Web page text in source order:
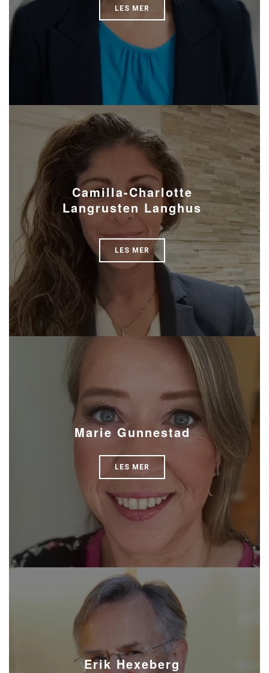
LES MER
Camilla-Charlotte
Langrusten Langhus
LES MER
Marie Gunnestad
LES MER
Erik Hexeberg